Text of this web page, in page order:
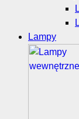
Lampy